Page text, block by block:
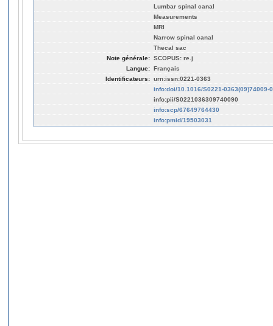
Lumbar spinal canal
Measurements
MRI
Narrow spinal canal
Thecal sac
Note générale: SCOPUS: re.j
Langue: Français
Identificateurs: urn:issn:0221-0363
info:doi/10.1016/S0221-0363(09)74009-0
info:pii/S0221036309740090
info:scp/67649764430
info:pmid/19503031